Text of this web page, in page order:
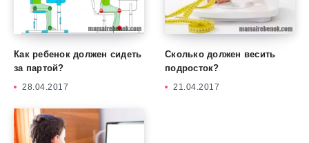
Как ребенок должен сидеть
за партой?
28.04.2017
Сколько должен весить
подросток?
21.04.2017